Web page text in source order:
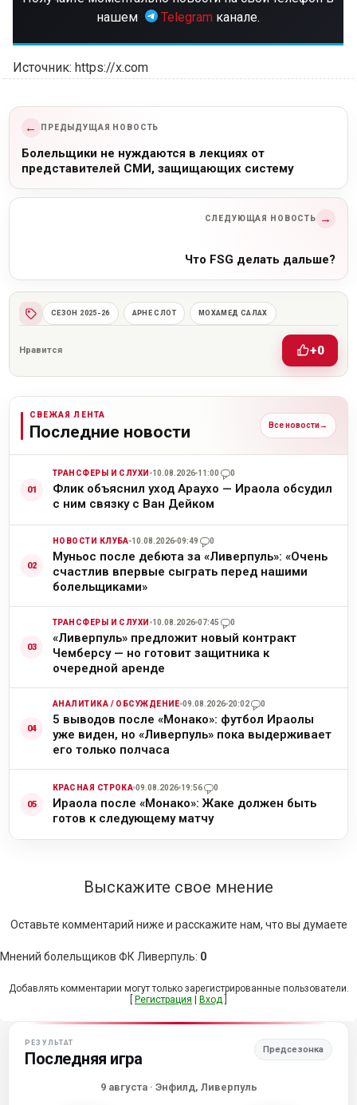
нашем
Telegram канале.
Источник: https://x.com
← ПРЕДЫДУЩАЯ НОВОСТЬ
Болельщики не нуждаются в лекциях от
представителей СМИ, защищающих систему
СЛЕДУЮЩАЯ НОВОСТЬ →
Что FSG делать дальше?
СЕЗОН 2025-26 АРНЕ СЛОТ МОХАМЕД САЛАХ
Нравится +0
СВЕЖАЯ ЛЕНТА
Последние новости Все новости→
ТРАНСФЕРЫ И СЛУХИ 10.08.2026 11:00 0
Флик объяснил уход Араухо — Ираола обсудил
с ним связку с Ван Дейком
НОВОСТИ КЛУБА 10.08.2026 09:49 0
Муньос после дебюта за «Ливерпуль»: «Очень
счастлив впервые сыграть перед нашими
болельщиками»
ТРАНСФЕРЫ И СЛУХИ 10.08.2026 07:45 0
«Ливерпуль» предложит новый контракт
Чемберсу — но готовит защитника к
очередной аренде
АНАЛИТИКА / ОБСУЖДЕНИЕ 09.08.2026 20:02 0
5 выводов после «Монако»: футбол Ираолы
уже виден, но «Ливерпуль» пока выдерживает
его только полчаса
КРАСНАЯ СТРОКА 09.08.2026 19:56 0
Ираола после «Монако»: Жаке должен быть
готов к следующему матчу
Выскажите свое мнение
Оставьте комментарий ниже и расскажите нам, что вы думаете
Мнений болельщиков ФК Ливерпуль: 0
Добавлять комментарии могут только зарегистрированные пользователи.
Регистрация Вход
РЕЗУЛЬТАТ
Последняя игра Предсезонка
9 августа· Энфилд, Ливерпуль